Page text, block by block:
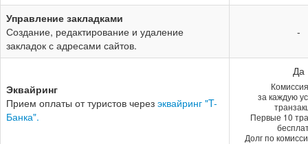
Управление закладками
Создание, редактирование и удаление
закладок с адресами сайтов.
-
Эквайринг
Прием оплаты от туристов через эквайринг "T-
Банка".
Да
за каждую
Первые 10
Долг по